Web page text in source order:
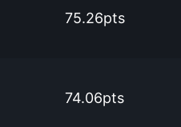
75.26pts
74.06pts